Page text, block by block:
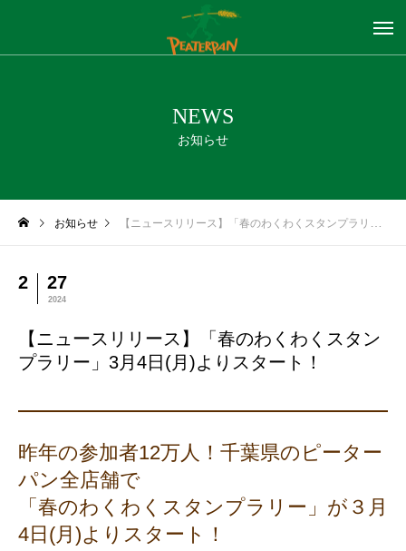
NEWS
お知らせ
お知らせ 【ニュースリリース】「春のわくわくスタンプラリー」3月4日(月)よりスタート！
2 27
2024
【ニュースリリース】「春のわくわくスタン
プラリー」3月4日(月)よりスタート！
昨年の参加者12万人！千葉県のピーター
パン全店舗で
「春のわくわくスタンプラリー」が３月
4日(月)よりスタート！